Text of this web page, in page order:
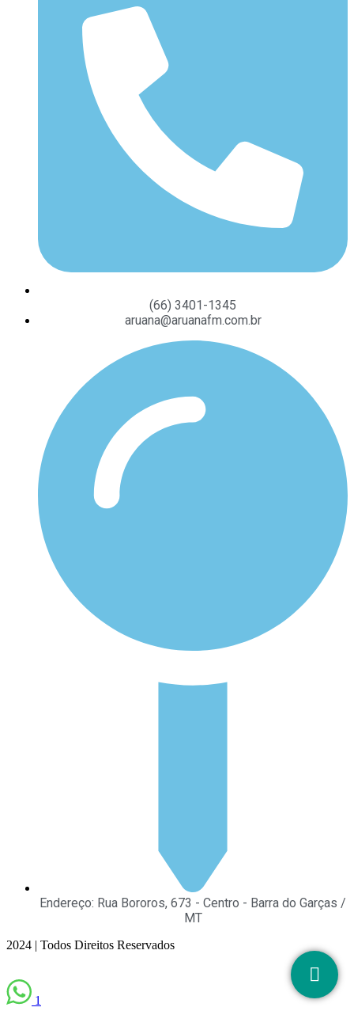
(66) 3401-1345
aruana@aruanafm.com.br
Endereço: Rua Bororos, 673 - Centro - Barra do Garças /
MT
2024 | Todos Direitos Reservados
1